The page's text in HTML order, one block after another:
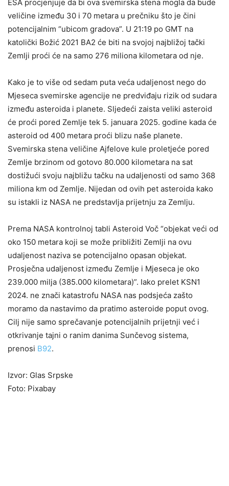
ESA procjenjuje da bi ova svemirska stena mogla da bude
veličine između 30 i 70 metara u prečniku što je čini
potencijalnim “ubicom gradova”. U 21:19 po GMT na
katolički Božić 2021 BA2 će biti na svojoj najbližoj tački
Zemlji proći će na samo 276 miliona kilometara od nje.
Kako je to više od sedam puta veća udaljenost nego do
Mjeseca svemirske agencije ne predviđaju rizik od sudara
između asteroida i planete. Sljedeći zaista veliki asteroid
će proći pored Zemlje tek 5. januara 2025. godine kada će
asteroid od 400 metara proći blizu naše planete.
Svemirska stena veličine Ajfelove kule proletjeće pored
Zemlje brzinom od gotovo 80.000 kilometara na sat
dostižući svoju najbližu tačku na udaljenosti od samo 368
miliona km od Zemlje. Nijedan od ovih pet asteroida kako
su istakli iz NASA ne predstavlja prijetnju za Zemlju.
Prema NASA kontrolnoj tabli Asteroid Voč “objekat veći od
oko 150 metara koji se može približiti Zemlji na ovu
udaljenost naziva se potencijalno opasan objekat.
Prosječna udaljenost između Zemlje i Mjeseca je oko
239.000 milja (385.000 kilometara)”. Iako prelet KSN1
2024. ne znači katastrofu NASA nas podsjeća zašto
moramo da nastavimo da pratimo asteroide poput ovog.
Cilj nije samo sprečavanje potencijalnih prijetnji već i
otkrivanje tajni o ranim danima Sunčevog sistema,
prenosi B92.
Izvor: Glas Srpske
Foto: Pixabay